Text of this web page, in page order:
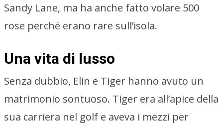
Sandy Lane, ma ha anche fatto volare 500
rose perché erano rare sull’isola.
Una vita di lusso
Senza dubbio, Elin e Tiger hanno avuto un
matrimonio sontuoso. Tiger era all’apice della
sua carriera nel golf e aveva i mezzi per